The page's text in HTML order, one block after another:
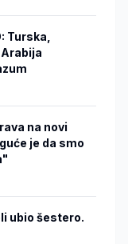
Turska,
na novi
je da smo
ubio šestero.